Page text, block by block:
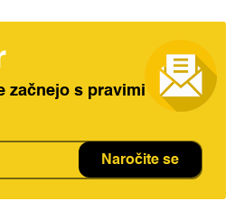
začnejo s pravimi
Naročite se